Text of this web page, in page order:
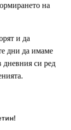
на
и да
дни да имаме
дневния си ред